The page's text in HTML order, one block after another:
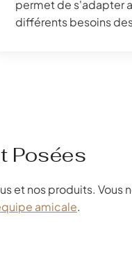
permet de s'adapter
différents besoins
Posées
et nos produits. Vous
amicale.